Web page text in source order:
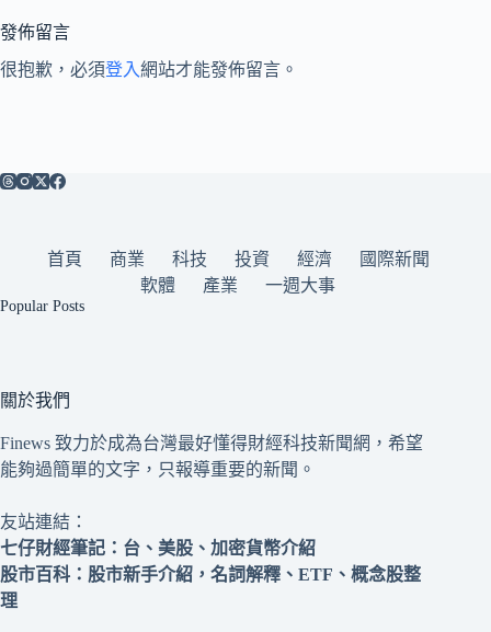
發佈留言
很抱歉，必須登入網站才能發佈留言。
首頁 商業 科技 投資 經濟
國際新聞
軟體
產業 一週大事
Popular Posts
關於我們
Finews 致力於成為台灣最好懂得財經科技新聞網，希望
能夠過簡單的文字，只報導重要的新聞。
友站連結：
七仔財經筆記 ：台、美股、加密貨幣介紹
股市百科 ：股市新手介紹，名詞解釋、ETF、概念股整
理